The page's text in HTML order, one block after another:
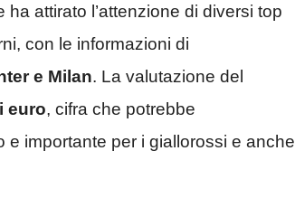
attirato l’attenzione di diversi top
con le informazioni di
e Milan. La valutazione del
euro, cifra che potrebbe
importante per i giallorossi e anche